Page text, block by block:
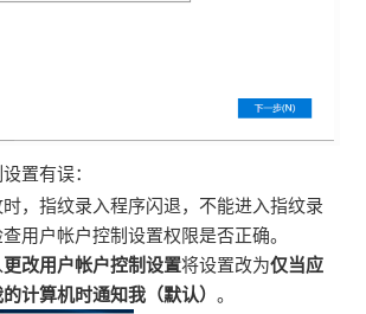
置有误：
，指纹录入程序闪退，不能进入指纹录
用户帐户控制设置权限是否正确。
更改用户帐户控制设置将设置改为仅当应
计算机时通知我（默认）。